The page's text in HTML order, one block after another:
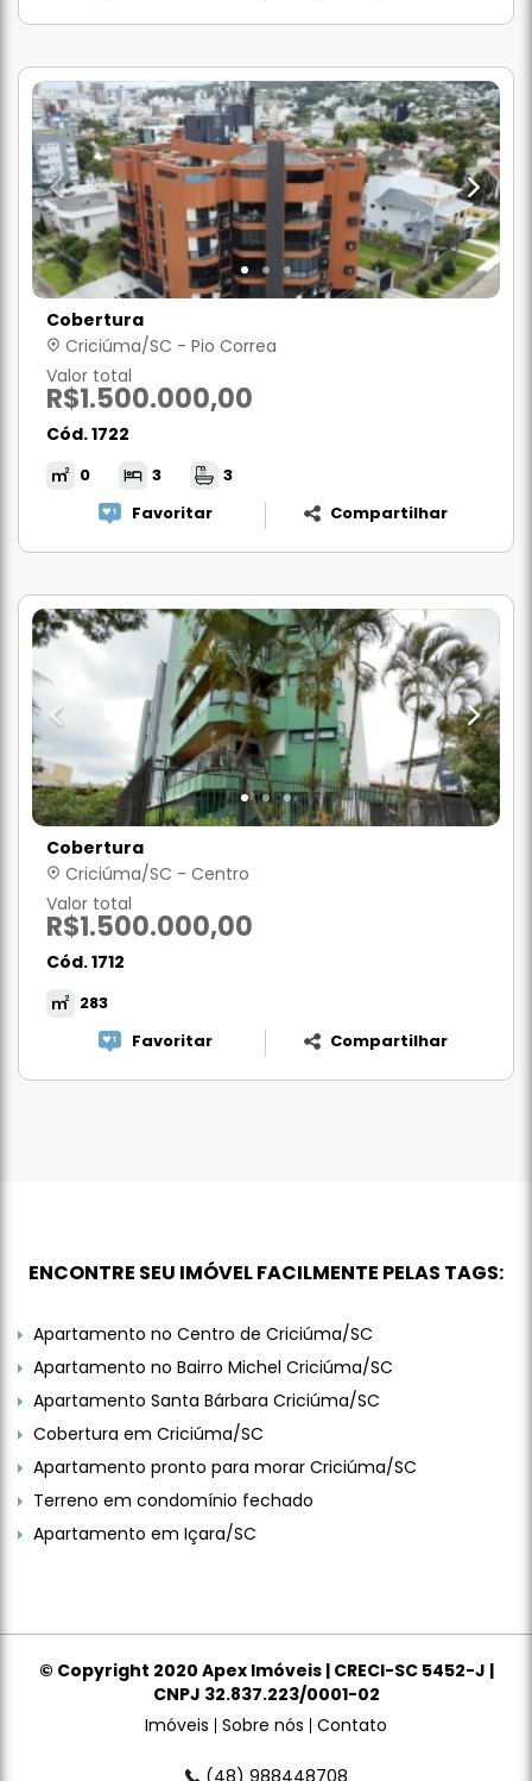
Cobertura
Criciúma/SC - Pio Correa
Valor total
R$1.500.000,00
Cód. 1722
0 3
3
Favoritar
Compartilhar
Cobertura
Criciúma/SC - Centro
Valor total
R$1.500.000,00
Cód. 1712
283
Favoritar
Compartilhar
ENCONTRE SEU IMÓVEL FACILMENTE PELAS TAGS:
Apartamento no Centro de Criciúma/SC
Apartamento no Bairro Michel Criciúma/SC
Apartamento Santa Bárbara Criciúma/SC
Cobertura em Criciúma/SC
Apartamento pronto para morar Criciúma/SC
Terreno em condomínio fechado
Apartamento em Içara/SC
© Copyright 2020 Apex Imóveis | CRECI-SC 5452-J |
CNPJ 32.837.223/0001-02
Imóveis Sobre nós Contato
(48) 988448708